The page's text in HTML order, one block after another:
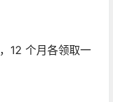
，12 个月各领取一